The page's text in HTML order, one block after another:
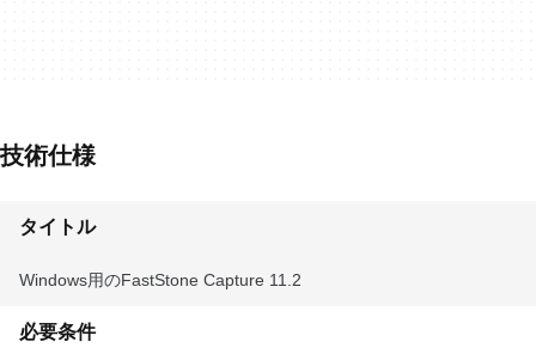
技術仕様
タイトル
Windows用のFastStone Capture 11.2
必要条件